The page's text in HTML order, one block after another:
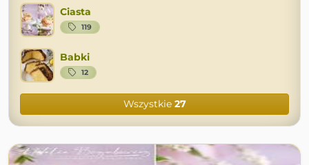
Ciasta
119
Babki
12
Wszystkie 27